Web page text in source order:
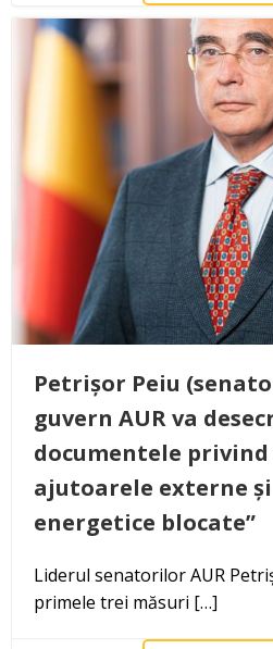
Petrișor Peiu
guvern AUR va
documentele
ajutoarele externe
energetice blocate”
Liderul senatorilor AUR
primele trei măsuri […]